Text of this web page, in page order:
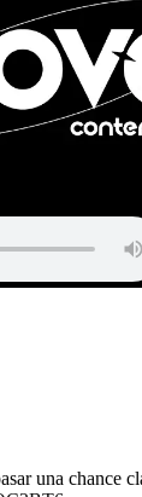
una chance